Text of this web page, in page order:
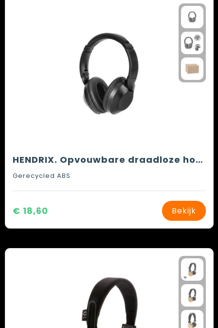
HENDRIX. Opvouwbare draadloze hoofdtelefoon met 20 uur batterijduur in gerecycled ABS (100% rABS)
Gerecycled ABS
€ 18,60 Bekijk